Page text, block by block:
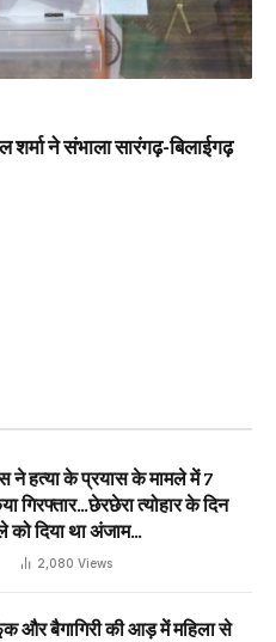
ने संभाला सारंगढ़-बिलाईगढ़
ने हत्या के प्रयास के मामले में 7
गिरफ्तार…छेरछेरा त्योहार के दिन
दिया था अंजाम…
2,080 Views
और बैगागिरी की आड़ में महिला से